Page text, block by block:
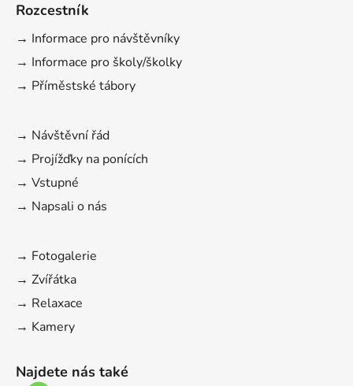
Rozcestník
→ Informace pro návštěvníky
→ Informace pro školy/školky
→ Příměstské tábory
→ Návštěvní řád
→ Projížďky na ponících
→ Vstupné
→ Napsali o nás
→ Fotogalerie
→ Zvířátka
→ Relaxace
→ Kamery
Najdete nás také